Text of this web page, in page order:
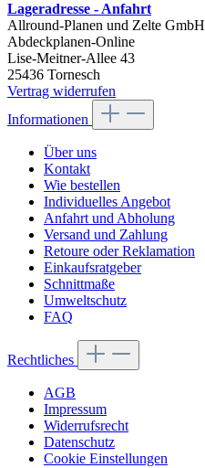
Lageradresse - Anfahrt
Allround-Planen und Zelte GmbH
Abdeckplanen-Online
Lise-Meitner-Allee 43
25436 Tornesch
Vertrag widerrufen
Informationen
Über uns
Kontakt
Wie bestellen
Individuelles Angebot
Anfahrt und Abholung
Versand und Zahlung
Retoure oder Reklamation
Einkaufsratgeber
Schnittmaße
Umweltschutz
FAQ
Rechtliches
AGB
Impressum
Widerrufsrecht
Datenschutz
Cookie Einstellungen